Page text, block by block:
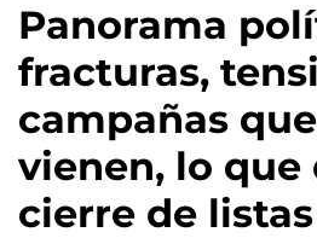
Panorama
fracturas,
campañas
vienen, lo que
cierre de listas